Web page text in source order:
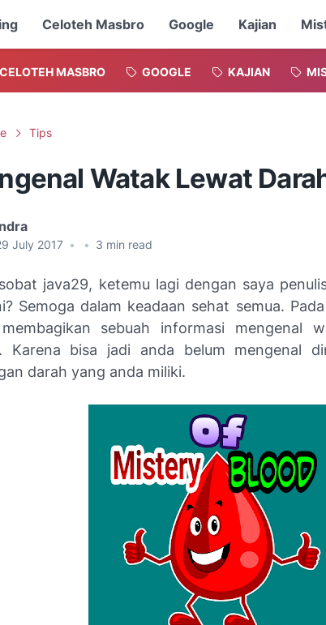
Celoteh Masbro Google Kajian
CELOTEH MASBRO GOOGLE KAJIAN
Tips
Watak Lewat
July 2017 • • 3 min read
java29, ketemu lagi dengan saya
Semoga dalam keadaan sehat semua.
sebuah informasi mengenal
Karena bisa jadi anda belum mengenal
darah yang anda miliki.